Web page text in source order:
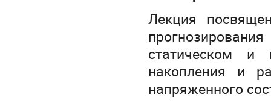
Лекция
статическом и
накопления и
напряженного